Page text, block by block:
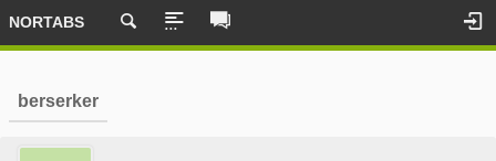
NORTABS
berserker